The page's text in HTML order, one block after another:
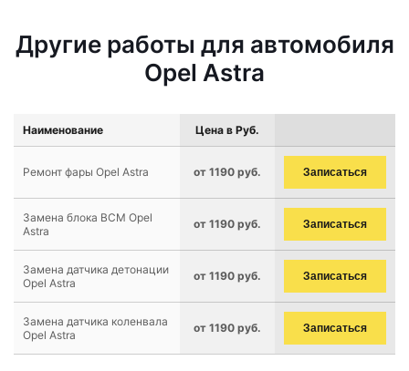
Другие работы для автомобиля
Opel Astra
Наименование Цена в Руб.
Ремонт фары Opel Astra от 1190 руб. Записаться
Замена блока BCM Opel
Astra
от 1190 руб. Записаться
Замена датчика детонации
Opel Astra
от 1190 руб. Записаться
Замена датчика коленвала
Opel Astra
от 1190 руб. Записаться